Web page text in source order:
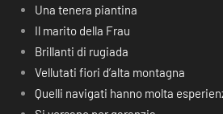
Una tenera piantina
Il marito della Frau
Brillanti di rugiada
Vellutati fiori d’alta montagna
Quelli navigati hanno molta